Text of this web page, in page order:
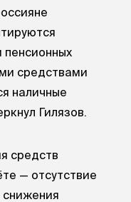
пенсионных
средствами
наличные
Гилязов.
средств
— отсутствие
снижения